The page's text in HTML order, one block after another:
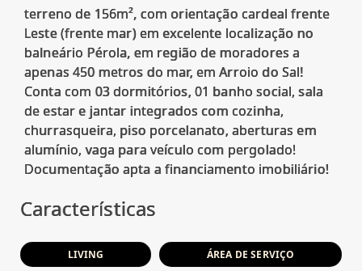
terreno de 156m², com orientação cardeal frente
Leste (frente mar) em excelente localização no
balneário Pérola, em região de moradores a
apenas 450 metros do mar, em Arroio do Sal!
Conta com 03 dormitórios, 01 banho social, sala
de estar e jantar integrados com cozinha,
churrasqueira, piso porcelanato, aberturas em
alumínio, vaga para veículo com pergolado!
Documentação apta a financiamento imobiliário!
Características
LIVING ÁREA DE SERVIÇO